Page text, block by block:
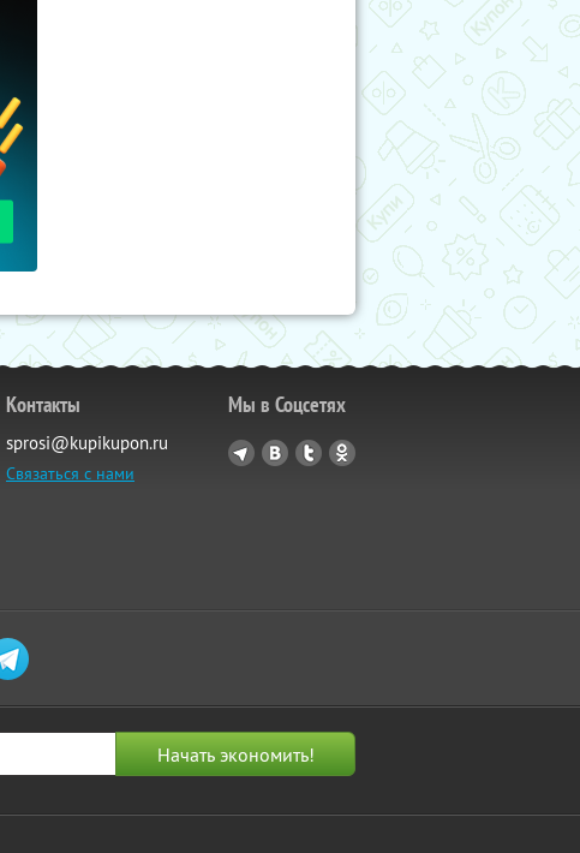
Контакты
sprosi@kupikupon.ru
Связаться с нами
Мы в Соцсетях